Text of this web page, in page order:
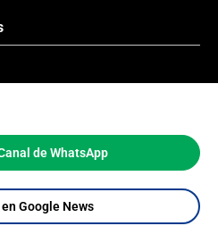
de WhatsApp
en Google News